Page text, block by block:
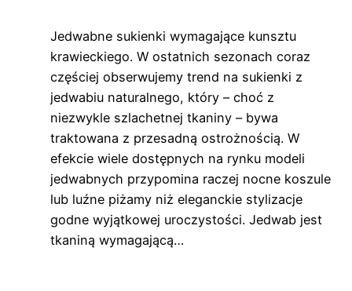
Jedwabne sukienki wymagające kunsztu
krawieckiego. W ostatnich sezonach coraz
częściej obserwujemy trend na sukienki z
jedwabiu naturalnego, który – choć z
niezwykle szlachetnej tkaniny – bywa
traktowana z przesadną ostrożnością. W
efekcie wiele dostępnych na rynku modeli
jedwabnych przypomina raczej nocne koszule
lub luźne piżamy niż eleganckie stylizacje
godne wyjątkowej uroczystości. Jedwab jest
tkaniną wymagającą…